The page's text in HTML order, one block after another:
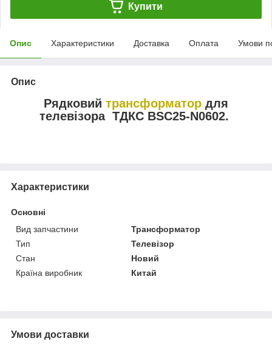
Купити
Опис Характеристики Доставка Оплата Умови
Опис
Рядковий трансформатор для
телевізора ТДКС BSC25-N0602.
Характеристики
Основні
Вид запчастини
Трансформатор
Тип
Телевізор
Стан
Новий
Країна виробник
Китай
Умови доставки